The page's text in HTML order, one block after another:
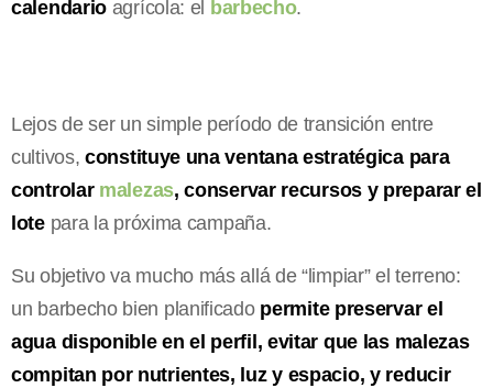
calendario agrícola: el barbecho.
Lejos de ser un simple período de transición entre
cultivos, constituye una ventana estratégica para
controlar malezas, conservar recursos y preparar el
lotepara la próxima campaña.
Su objetivo va mucho más allá de “limpiar” el terreno:
un barbecho bien planificado permite preservar el
agua disponible en el perfil, evitar que las malezas
compitan por nutrientes, luz y espacio, y reducir